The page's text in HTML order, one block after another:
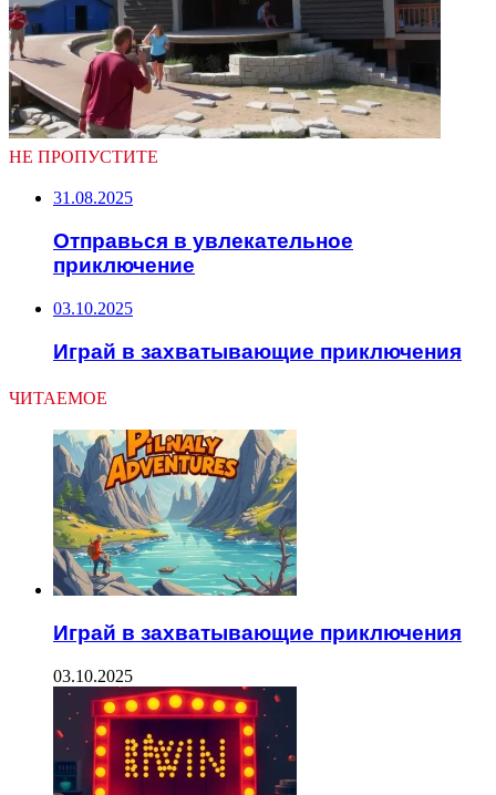
НЕ ПРОПУСТИТЕ
31.08.2025
Отправься в увлекательное
приключение
03.10.2025
Играй в захватывающие приключения
ЧИТАЕМОЕ
Играй в захватывающие приключения
03.10.2025